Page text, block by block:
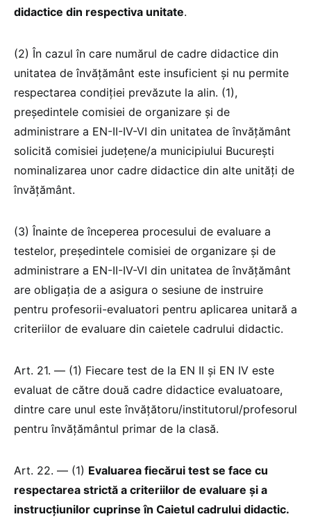
didactice din respectiva unitate.
(2) În cazul în care numărul de cadre didactice din
unitatea de învățământ este insuficient și nu permite
respectarea condiției prevăzute la alin. (1),
președintele comisiei de organizare și de
administrare a EN-II-IV-VI din unitatea de învățământ
solicită comisiei județene/a municipiului București
nominalizarea unor cadre didactice din alte unități de
învățământ.
(3) Înainte de începerea procesului de evaluare a
testelor, președintele comisiei de organizare și de
administrare a EN-II-IV-VI din unitatea de învățământ
are obligația de a asigura o sesiune de instruire
pentru profesorii-evaluatori pentru aplicarea unitară a
criteriilor de evaluare din caietele cadrului didactic.
Art. 21. — (1) Fiecare test de la EN II și EN IV este
evaluat de către două cadre didactice evaluatoare,
dintre care unul este învățătoru/institutorul/profesorul
pentru învățământul primar de la clasă.
Art. 22. — (1) Evaluarea fiecărui test se face cu
respectarea strictă a criteriilor de evaluare și a
instrucțiunilor cuprinse în Caietul cadrului didactic.